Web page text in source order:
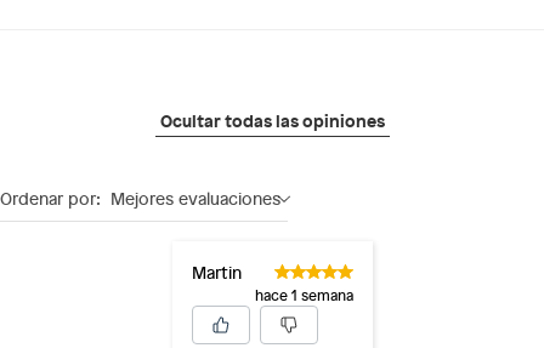
Ocultar todas las opiniones
Ordenar por: Mejores evaluaciones
Martin
hace 1 semana